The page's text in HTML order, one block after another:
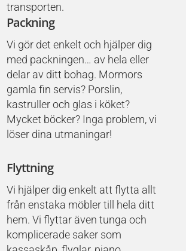
transporten.
Packning
Vi gör det enkelt och hjälper dig
med packningen… av hela eller
delar av ditt bohag. Mormors
gamla fin servis? Porslin,
kastruller och glas i köket?
Mycket böcker? Inga problem, vi
löser dina utmaningar!
Flyttning
Vi hjälper dig enkelt att flytta allt
från enstaka möbler till hela ditt
hem. Vi flyttar även tunga och
komplicerade saker som